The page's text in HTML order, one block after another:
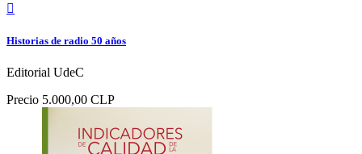

Historias de radio 50 años
Editorial UdeC
Precio 5.000,00 CLP